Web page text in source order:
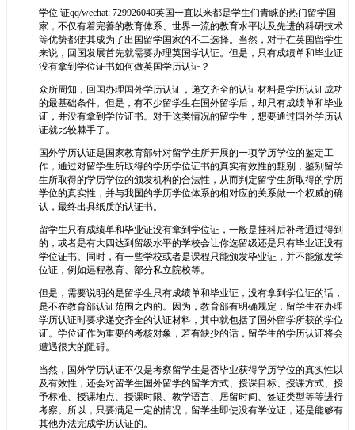
学位 证qq/wechat: 729926040英国一直以来都是学生们青睐的热门留学国
家，不仅有着完善的教育体系、世界一流的教育水平以及先进的科研技术
等优势都使其成为了出国留学国家的不二选择。当然，对于在英国留学生
来说，回国发展首先就需要办理英国学认证。但是，只有成绩单和毕业证
没有拿到学位证书如何做英国学历认证？
众所周知，回国办理国外学历认证，递交齐全的认证材料是学历认证成功
的最基础条件。但是，有不少留学生在国外留学后，却只有成绩单和毕业
证，并没有拿到学位证书。对于这类情况的留学生，想要通过国外学历认
证就比较棘手了。
国外学历认证是国家教育部针对留学生所开展的一项学历学位的鉴定工
作，通过对留学生所取得的学历学位证书的真实有效性的甄别，鉴别留学
生所取得的学历学位的颁发机构的合法性，从而判定留学生所取得的学历
学位的真实性，并与我国的学历学位体系的相对应的关系做一个权威的确
认，最终出具纸质的认证书。
留学生只有成绩单和毕业证没有拿到学位证，一般是挂科后补考通过得到
的，或者是有大四达到留级水平的学校会让你选留级还是只有毕业证没有
学位证书。同时，有一些学校或者是课程只能颁发毕业证，并不能颁发学
位证，例如远程教育、部分私立院校等。
但是，需要说明的是留学生只有成绩单和毕业证，没有拿到学位证的话，
是不在教育部认证范围之内的。因为，教育部有明确规定，留学生在办理
学历认证时要求递交齐全的认证材料，其中就包括了国外留学所获的学位
证。学位证作为重要的考核对象，若有缺少的话，留学生的学历认证将会
遭遇很大的阻碍。
当然，国外学历认证不仅是考察留学生是否毕业获得学历学位的真实性以
及有效性，还会对留学生国外留学的留学方式、授课目标、授课方式、授
予标准、授课地点、授课时限、教学语言、居留时间、签证类型等等进行
考察。所以，只要满足一定的情况，留学生即使没有学位证，还是能够有
其他办法完成学历认证的。